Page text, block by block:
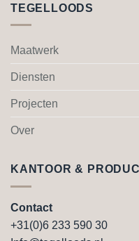
TEGELLOODS
Maatwerk
Diensten
Projecten
Over
KANTOOR &
Contact
+31(0)6 233 590 30